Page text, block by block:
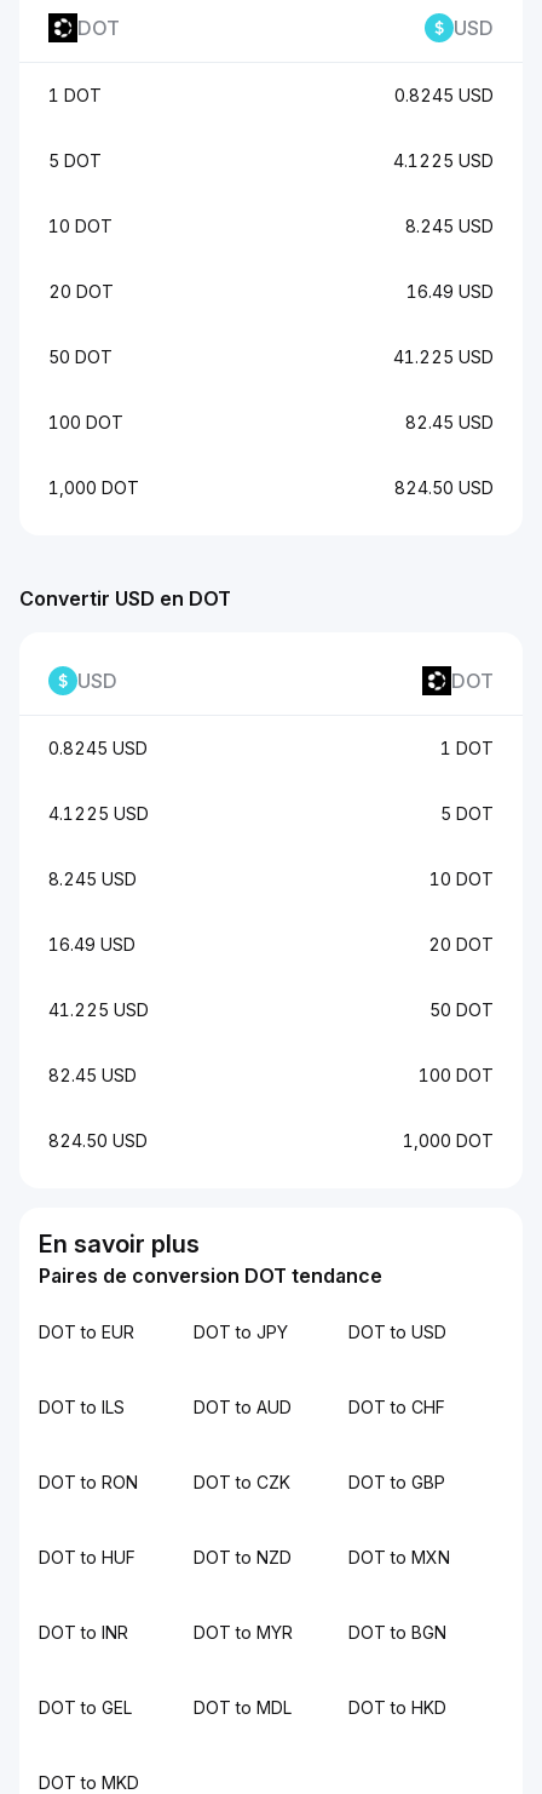
DOT USD
1 DOT 0.8245 USD
5 DOT 4.1225 USD
10 DOT 8.245 USD
20 DOT 16.49 USD
50 DOT 41.225 USD
100 DOT 82.45 USD
1,000 DOT 824.50 USD
Convertir USD en DOT
USD DOT
0.8245 USD 1 DOT
4.1225 USD 5 DOT
8.245 USD 10 DOT
16.49 USD 20 DOT
41.225 USD 50 DOT
82.45 USD 100 DOT
824.50 USD 1,000 DOT
En savoir plus
Paires de conversion DOT tendance
DOT to EUR DOT to JPY DOT to USD
DOT to ILS DOT to AUD DOT to CHF
DOT to RON DOT to CZK DOT to GBP
DOT to HUF DOT to NZD DOT to MXN
DOT to INR DOT to MYR DOT to BGN
DOT to GEL DOT to MDL DOT to HKD
DOT to MKD